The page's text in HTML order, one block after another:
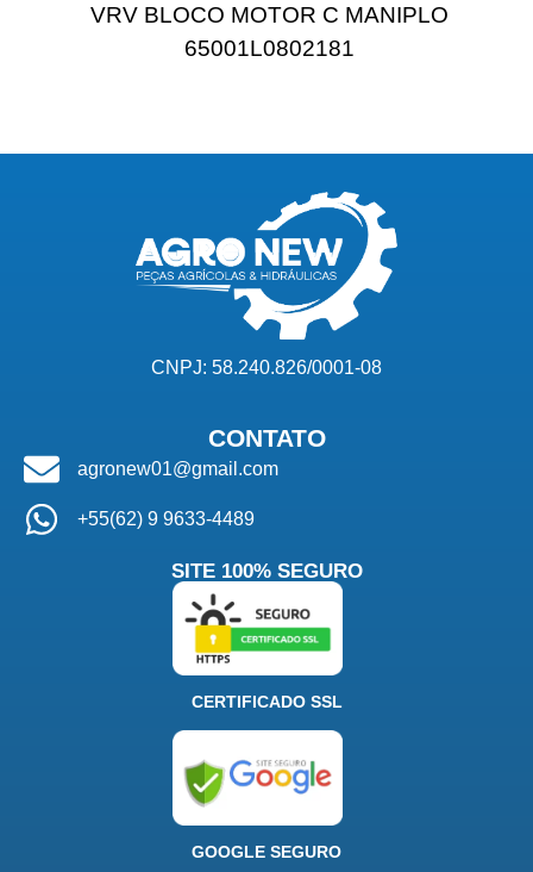
VRV BLOCO MOTOR C MANIPLO
65001L0802181
CNPJ: 58.240.826/0001-08
CONTATO
agronew01@gmail.com
+55(62) 9 9633-4489
SITE 100% SEGURO
CERTIFICADO SSL
GOOGLE SEGURO